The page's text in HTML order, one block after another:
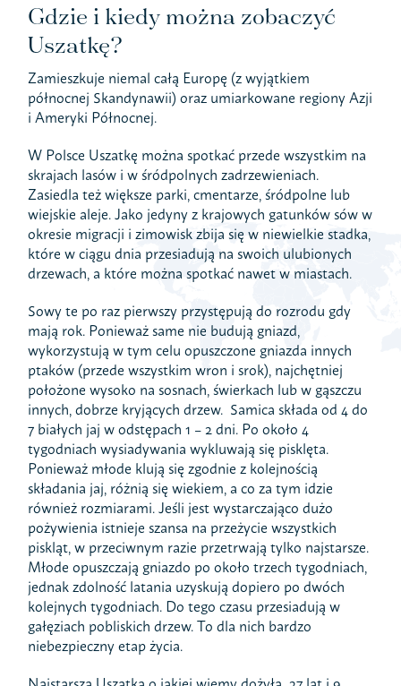
Gdzie i kiedy można zobaczyć
Uszatkę?
Zamieszkuje niemal całą Europę (z wyjątkiem
północnej Skandynawii) oraz umiarkowane regiony Azji
i Ameryki Północnej.
W Polsce Uszatkę można spotkać przede wszystkim na
skrajach lasów i w śródpolnych zadrzewieniach.
Zasiedla też większe parki, cmentarze, śródpolne lub
wiejskie aleje. Jako jedyny z krajowych gatunków sów w
okresie migracji i zimowisk zbija się w niewielkie stadka,
które w ciągu dnia przesiadują na swoich ulubionych
drzewach, a które można spotkać nawet w miastach.
Sowy te po raz pierwszy przystępują do rozrodu gdy
mają rok. Ponieważ same nie budują gniazd,
wykorzystują w tym celu opuszczone gniazda innych
ptaków (przede wszystkim wron i srok), najchętniej
położone wysoko na sosnach, świerkach lub w gąszczu
innych, dobrze kryjących drzew. Samica składa od 4 do
7 białych jaj w odstępach 1 – 2 dni. Po około 4
tygodniach wysiadywania wykluwają się pisklęta.
Ponieważ młode klują się zgodnie z kolejnością
składania jaj, różnią się wiekiem, a co za tym idzie
również rozmiarami. Jeśli jest wystarczająco dużo
pożywienia istnieje szansa na przeżycie wszystkich
piskląt, w przeciwnym razie przetrwają tylko najstarsze.
Młode opuszczają gniazdo po około trzech tygodniach,
jednak zdolność latania uzyskują dopiero po dwóch
kolejnych tygodniach. Do tego czasu przesiadują w
gałęziach pobliskich drzew. To dla nich bardzo
niebezpieczny etap życia.